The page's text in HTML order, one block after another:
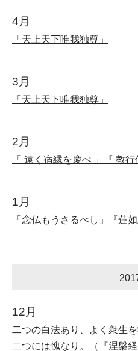
4月
「天上天下唯我独尊」
3月
「天上天下唯我独尊」
2月
「 遠く宿縁を慶べ 」『 教行
1月
「念仏もうさるべし」『蓮
12月
二つの白法あり、よく衆生
二つには愧なり。（『涅槃